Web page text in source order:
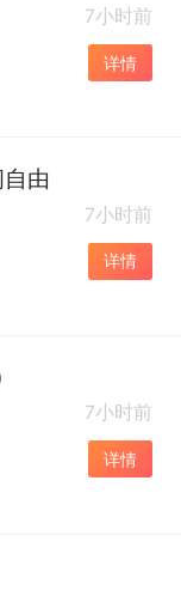
7小时前
详情
由
7小时前
详情
7小时前
详情